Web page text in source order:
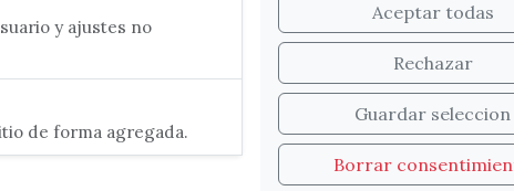
y ajustes no
de forma agregada.
Aceptar todas
Rechazar
Guardar seleccion
Borrar